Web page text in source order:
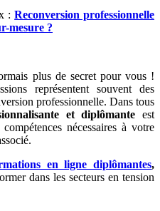
:Reconversion professionnelle
mesure ?
plus de secret pour vous !
représentent souvent des
professionnelle. Dans tous
et diplômante est
nécessaires à votre
en ligne diplômantes,
dans les secteurs en tension